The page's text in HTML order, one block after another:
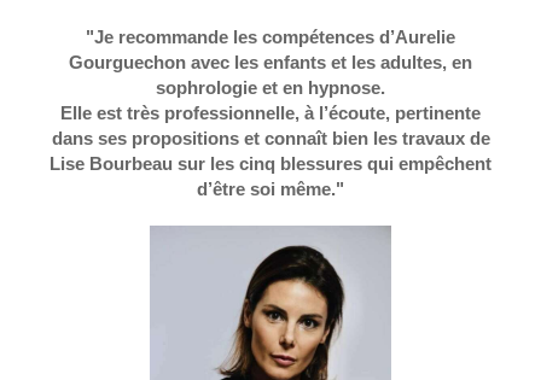
"Je recommande les compétences d’Aurelie
Gourguechon avec les enfants et les adultes, en
sophrologie et en hypnose.
Elle est très professionnelle, à l’écoute, pertinente
dans ses propositions et connaît bien les travaux de
Lise Bourbeau sur les cinq blessures qui empêchent
d’être soi même."